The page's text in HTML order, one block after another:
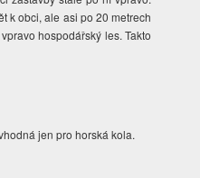
k obci, ale asi po 20 metrech
hospodářský les. Takto
jen pro horská kola.